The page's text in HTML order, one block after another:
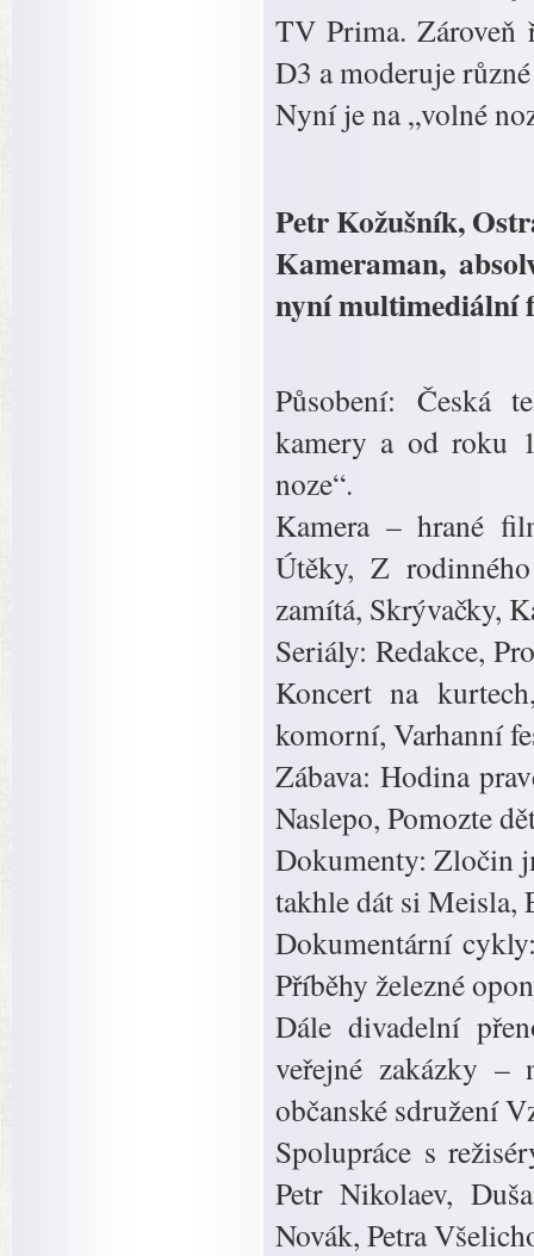
TV Prima. Zároveň
D3 a moderuje
Nyní je na „volné
Petr Kožušník,
Kameraman,
nyní multimediální
Působení: Česká
kamery a od roku
noze“.
Kamera – hrané
Útěky, Z
zamítá, Skrývačky,
Seriály: Redakce,
Koncert na
komorní, Varhanní
Zábava: Hodina
Naslepo, Pomozte
Dokumenty: Zločin
takhle dát si Meisla,
Dokumentární
Příběhy železné
Dále divadelní
veřejné zakázky –
občanské sdružení
Spolupráce s
Petr Nikolaev,
Novák, Petra